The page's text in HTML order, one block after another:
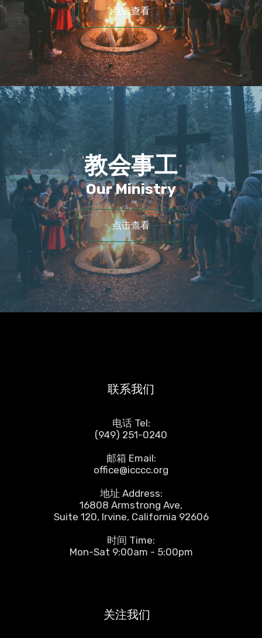
点击查看
教会事工
Our Ministry
点击查看
联系我们
电话 Tel:
(949) 251-0240
邮箱 Email:
office@icccc.org
地址 Address:
16808 Armstrong Ave,
Suite 120, Irvine, California 92606
时间 Time:
Mon-Sat 9:00am - 5:00pm
关注我们